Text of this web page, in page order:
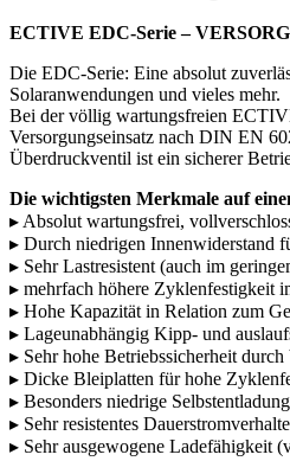
ECTIVE EDC-Serie –
Die EDC-Serie: Eine absolut
Solaranwendungen und vieles mehr.
Bei der völlig wartungsfreien
Versorgungseinsatz nach DIN EN
Überdruckventil ist ein sicherer
Die wichtigsten Merkmale auf
▸ Absolut wartungsfrei,
▸ Durch niedrigen Innenwiderstand
▸ Sehr Lastresistent (auch im
▸ mehrfach höhere Zyklenfestigkeit
▸ Hohe Kapazität in Relation zum
▸ Lageunabhängig Kipp- und
▸ Sehr hohe Betriebssicherheit
▸ Dicke Bleiplatten für hohe
▸ Besonders niedrige
▸ Sehr resistentes
▸ Sehr ausgewogene Ladefähigkeit